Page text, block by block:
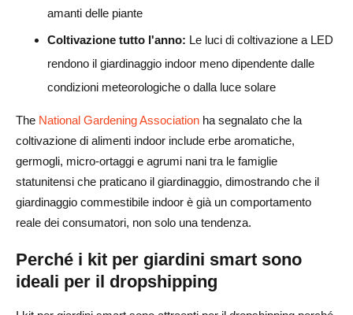
amanti delle piante
Coltivazione tutto l'anno: Le luci di coltivazione a LED
rendono il giardinaggio indoor meno dipendente dalle
condizioni meteorologiche o dalla luce solare
The National Gardening Association ha segnalato che la
coltivazione di alimenti indoor include erbe aromatiche,
germogli, micro-ortaggi e agrumi nani tra le famiglie
statunitensi che praticano il giardinaggio, dimostrando che il
giardinaggio commestibile indoor è già un comportamento
reale dei consumatori, non solo una tendenza.
Perché i kit per giardini smart sono
ideali per il dropshipping